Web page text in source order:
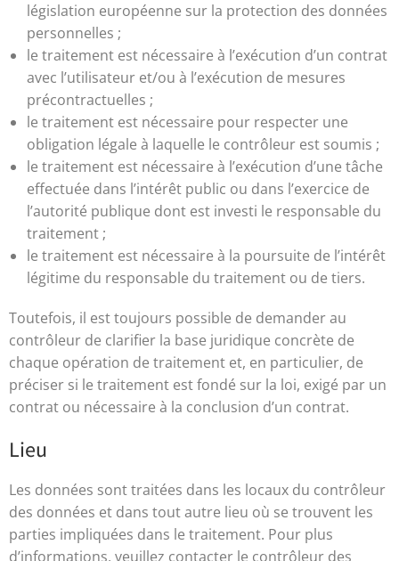
législation européenne sur la protection des données
personnelles ;
le traitement est nécessaire à l’exécution d’un contrat
avec l’utilisateur et/ou à l’exécution de mesures
précontractuelles ;
le traitement est nécessaire pour respecter une
obligation légale à laquelle le contrôleur est soumis ;
le traitement est nécessaire à l’exécution d’une tâche
effectuée dans l’intérêt public ou dans l’exercice de
l’autorité publique dont est investi le responsable du
traitement ;
le traitement est nécessaire à la poursuite de l’intérêt
légitime du responsable du traitement ou de tiers.
Toutefois, il est toujours possible de demander au
contrôleur de clarifier la base juridique concrète de
chaque opération de traitement et, en particulier, de
préciser si le traitement est fondé sur la loi, exigé par un
contrat ou nécessaire à la conclusion d’un contrat.
Lieu
Les données sont traitées dans les locaux du contrôleur
des données et dans tout autre lieu où se trouvent les
parties impliquées dans le traitement. Pour plus
d’informations, veuillez contacter le contrôleur des